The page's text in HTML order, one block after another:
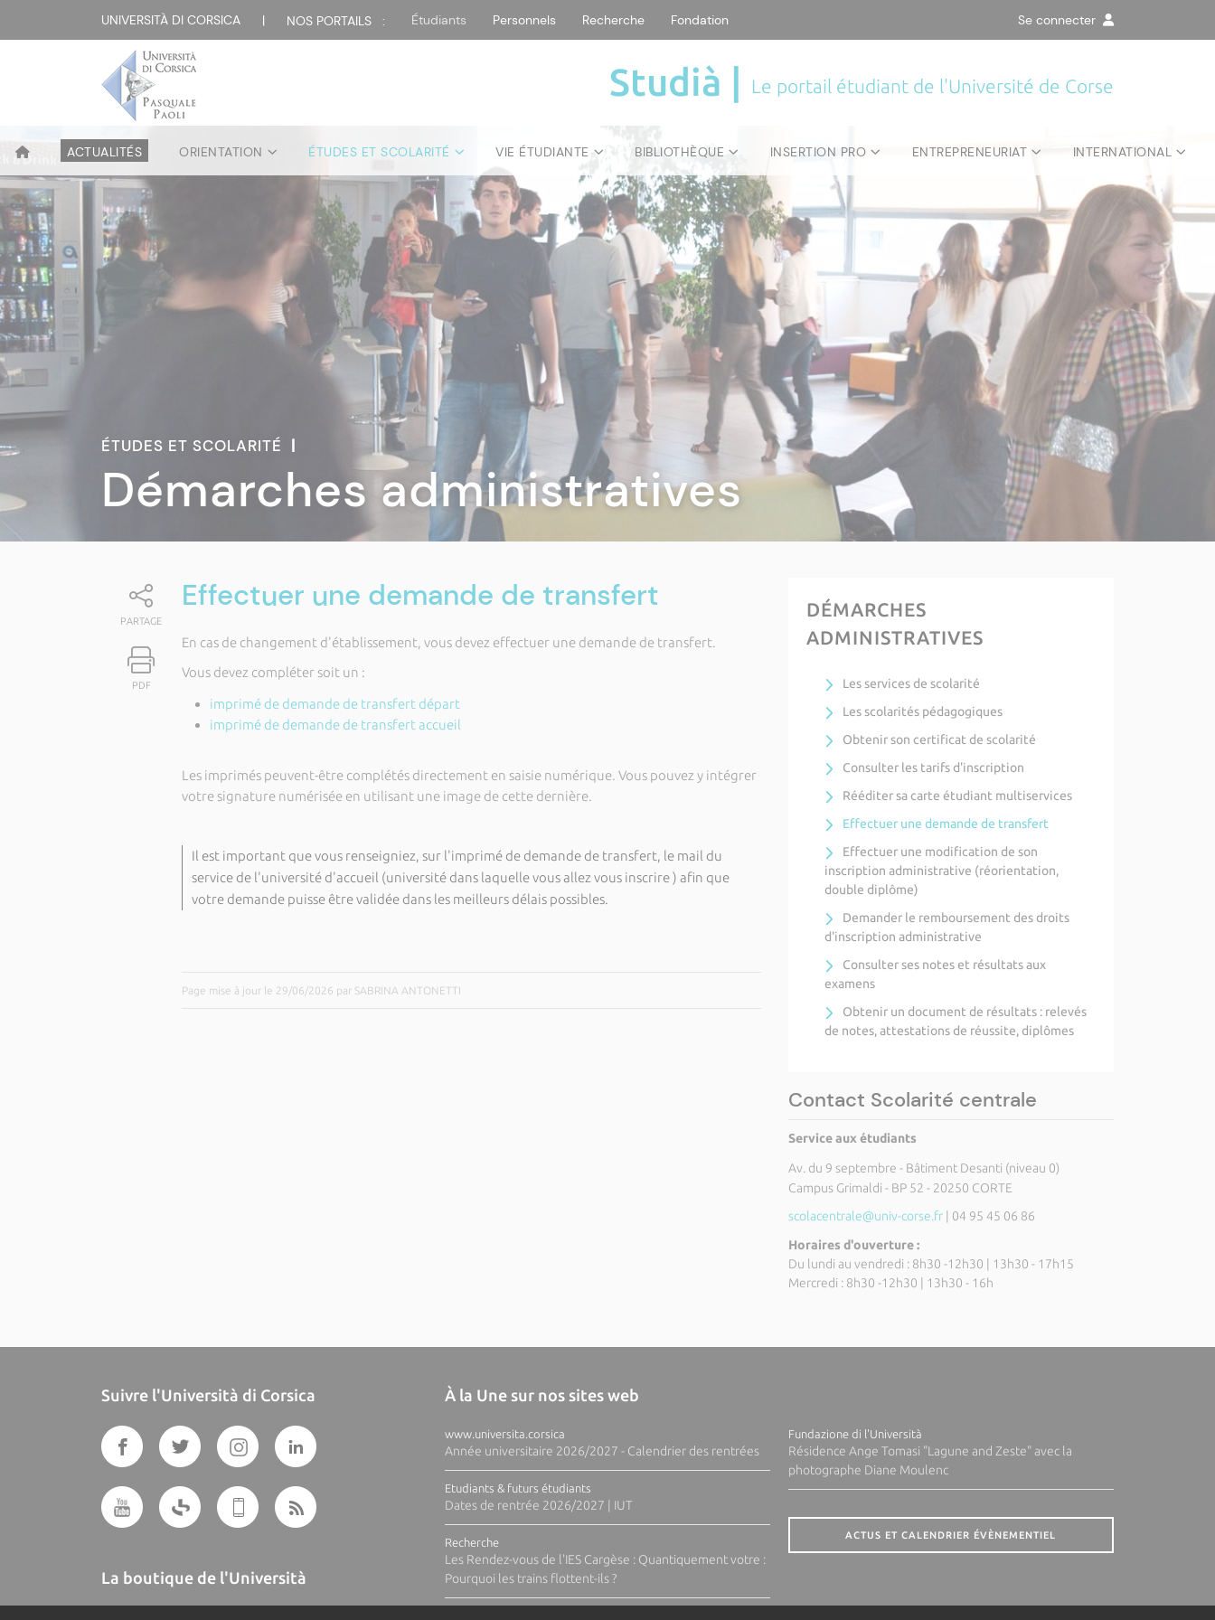
UNIVERSITÀ DI CORSICA | NOS PORTAILS : Étudiants Personnels Recherche Fondation Se connecter
Studià | Le portail étudiant de l'Université de Corse
ACTUALITÉS ORIENTATION ÉTUDES ET SCOLARITÉ VIE ÉTUDIANTE BIBLIOTHÈQUE INSERTION PRO ENTREPRENEURIAT INTERNATIONAL
ÉTUDES ET SCOLARITÉ |
Démarches administratives
PARTAGE
PDF
Effectuer une demande de transfert
En cas de changement d'établissement, vous devez effectuer une demande de transfert.
Vous devez compléter soit un :
imprimé de demande de transfert départ
imprimé de demande de transfert accueil
Les imprimés peuvent-être complétés directement en saisie numérique. Vous pouvez y intégrer
votre signature numérisée en utilisant une image de cette dernière.
Il est important que vous renseigniez, sur l'imprimé de demande de transfert, le mail du
service de l'université d'accueil (université dans laquelle vous allez vous inscrire ) afin que
votre demande puisse être validée dans les meilleurs délais possibles.
Page mise à jour le 29/06/2026 par SABRINA ANTONETTI
DÉMARCHES
ADMINISTRATIVES
Les services de scolarité
Les scolarités pédagogiques
Obtenir son certificat de scolarité
Consulter les tarifs d'inscription
Rééditer sa carte étudiant multiservices
Effectuer une demande de transfert
Effectuer une modification de son
inscription administrative (réorientation,
double diplôme)
Demander le remboursement des droits
d'inscription administrative
Consulter ses notes et résultats aux
examens
Obtenir un document de résultats : relevés
de notes, attestations de réussite, diplômes
Contact Scolarité centrale
Service aux étudiants
Av. du 9 septembre - Bâtiment Desanti (niveau 0)
Campus Grimaldi - BP 52 - 20250 CORTE
scolacentrale@univ-corse.fr
| 04 95 45 06 86
Horaires d'ouverture :
Du lundi au vendredi : 8h30 -12h30 | 13h30 - 17h15
Mercredi : 8h30 -12h30 | 13h30 - 16h
Suivre l'Università di Corsica
La boutique de l'Università
À la Une sur nos sites web
www.universita.corsica
Année universitaire 2026/2027 - Calendrier des rentrées
Etudiants & futurs étudiants
Dates de rentrée 2026/2027 | IUT
Recherche
Les Rendez-vous de l'IES Cargèse : Quantiquement votre :
Pourquoi les trains flottent-ils ?
Fundazione di l'Università
Résidence Ange Tomasi "Lagune and Zeste" avec la
photographe Diane Moulenc
ACTUS ET CALENDRIER ÉVÈNEMENTIEL